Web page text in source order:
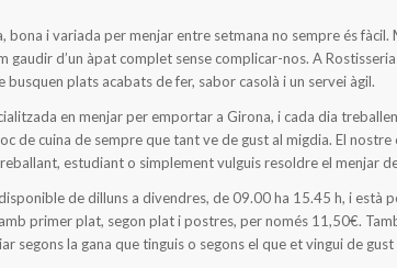
bona i variada per menjar entre setmana no sempre és
gaudir d’un àpat complet sense complicar-nos. A
busquen plats acabats de fer, sabor casolà i un servei àgil.
en menjar per emportar a Girona, i cada dia
de cuina de sempre que tant ve de gust al migdia. El
estudiant o simplement vulguis resoldre el menjar
de dilluns a divendres, de 09.00 ha 15.45 h, i està
primer plat, segon plat i postres, per només 11,50€.
segons la gana que tinguis o segons el que et vingui de